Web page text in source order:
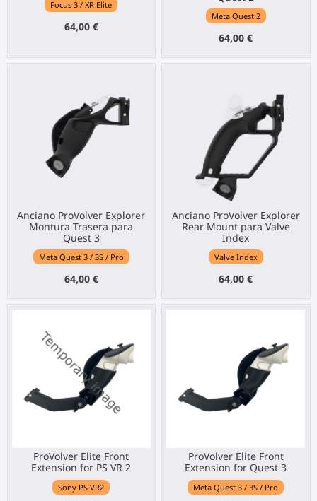
Focus 3 / XR Elite
64,00 €
Meta Quest 2
64,00 €
Anciano ProVolver Explorer
Montura Trasera para
Quest 3
Meta Quest 3 / 3S / Pro
64,00 €
Anciano ProVolver Explorer
Rear Mount para Valve
Index
Valve Index
64,00 €
ProVolver Elite Front
Extension for PS VR 2
Sony PS VR2
ProVolver Elite Front
Extension for Quest 3
Meta Quest 3 / 3S / Pro